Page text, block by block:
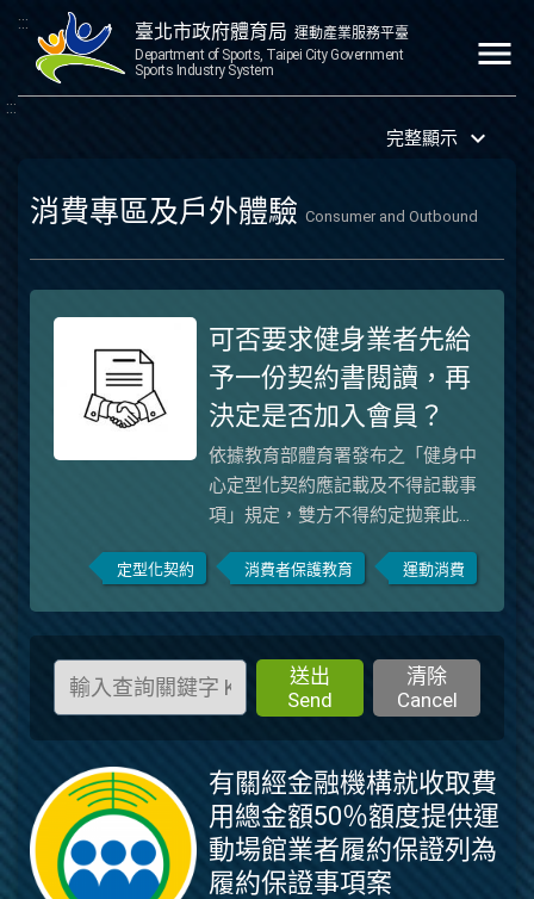
::: 臺北市政府體育局 運動產業服務平臺
Department of Sports, Taipei City Government
Sports Industry System
menu
:::
完整顯示
keyboard_arrow_down
消費專區及戶外體驗 Consumer and Outbound
可否要求健身業者先給
予一份契約書閱讀，再
決定是否加入會員？
依據教育部體育署發布之「健身中
心定型化契約應記載及不得記載事
項」規定，雙方不得約定拋棄此審
求業者先提供契約書，並等閱讀完
定型化契約 消費者保護教育 運動消費
送出
Send
清除
Cancel
有關經金融機構就收取費
用總金額50％額度提供運
動場館業者履約保證列為
履約保證事項案